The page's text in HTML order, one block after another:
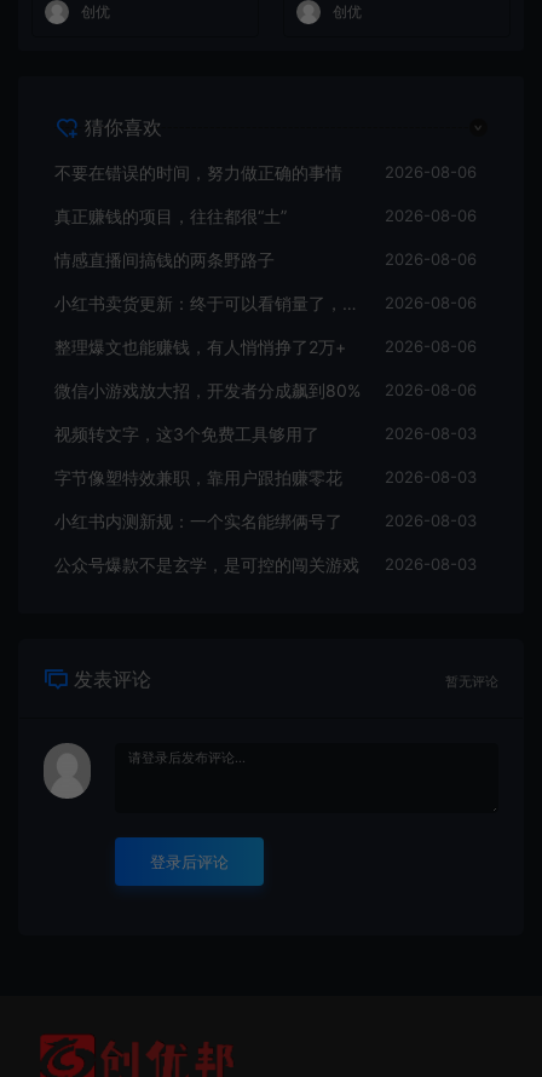
创优 创优
猜你喜欢
不要在错误的时间，努力做正确的事情 2026-08-06
真正赚钱的项目，往往都很“土” 2026-08-06
情感直播间搞钱的两条野路子 2026-08-06
小红书卖货更新：终于可以看销量了，行家入驻门槛曝光 2026-08-06
整理爆文也能赚钱，有人悄悄挣了2万+ 2026-08-06
微信小游戏放大招，开发者分成飙到80% 2026-08-06
视频转文字，这3个免费工具够用了 2026-08-03
字节像塑特效兼职，靠用户跟拍赚零花 2026-08-03
小红书内测新规：一个实名能绑俩号了 2026-08-03
公众号爆款不是玄学，是可控的闯关游戏 2026-08-03
发表评论 暂无评论
登录后评论